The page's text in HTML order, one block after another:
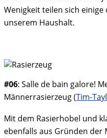
Wenigkeit teilen sich
unserem Haushalt.
#06: Salle de bain galore!
Männerrasierzeug (Tim-
Mit dem Rasierhobel und
ebenfalls aus Gründen der